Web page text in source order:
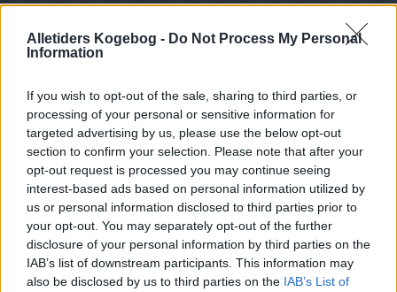
Alletiders Kogebog - Do Not Process My Personal
Information
If you wish to opt-out of the sale, sharing to third parties, or
processing of your personal or sensitive information for
targeted advertising by us, please use the below opt-out
section to confirm your selection. Please note that after your
opt-out request is processed you may continue seeing
interest-based ads based on personal information utilized by
us or personal information disclosed to third parties prior to
your opt-out. You may separately opt-out of the further
disclosure of your personal information by third parties on the
IAB’s list of downstream participants. This information may
also be disclosed by us to third parties on the IAB’s List of
Opskriftsinfo
Ret :
Suppe Diverse supper